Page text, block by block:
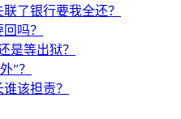
了银行要我全还？
吗？
是等出狱？
”？
该担责？